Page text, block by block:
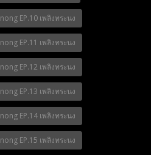
EP.10 เพลิงทระนง
EP.11 เพลิงทระนง
EP.12 เพลิงทระนง
EP.13 เพลิงทระนง
EP.14 เพลิงทระนง
EP.15 เพลิงทระนง